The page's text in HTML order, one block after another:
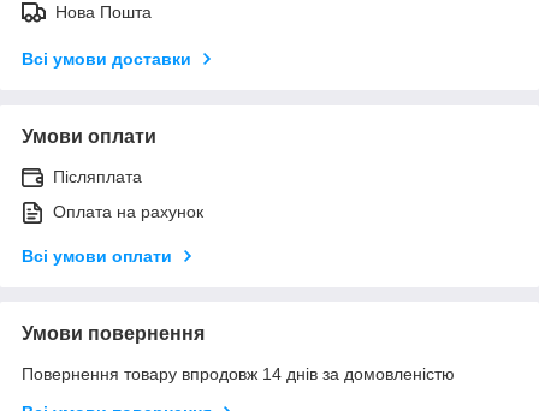
Нова Пошта
Всі умови доставки
Умови оплати
Післяплата
Оплата на рахунок
Всі умови оплати
Умови повернення
Повернення товару впродовж 14 днів за домовленістю